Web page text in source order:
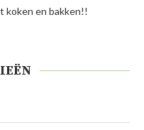
koken en bakken!!